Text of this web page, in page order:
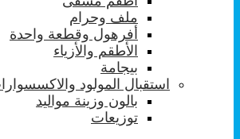
ملف وحرام
أفرهول وقطعة واحدة
الأطقم والأزياء
بيجامة
استقبال المولود
بالون وزينة مواليد
توزيعات